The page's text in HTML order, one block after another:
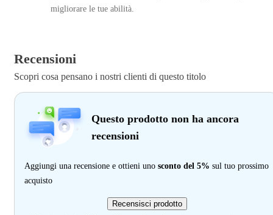
migliorare le tue abilità.
Recensioni
Scopri cosa pensano i nostri clienti di questo titolo
Questo prodotto non ha ancora
recensioni
Aggiungi una recensione e ottieni uno sconto del 5% sul tuo prossimo
acquisto
Recensisci prodotto